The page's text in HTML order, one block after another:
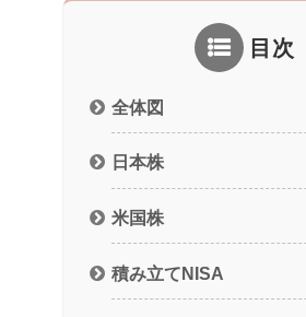
目次
全体図
日本株
米国株
積み立てNISA